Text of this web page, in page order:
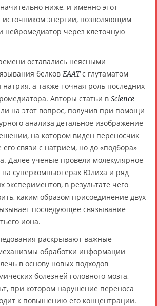
ниже, и именно этот
источником энергии, позволяющим
нейромедиатор через клеточную
оставались неясными
белков EAATс глутаматом
а также точная роль последних
Авторы статьи в Science
на этот вопрос, получив при помощи
анализа детальное изображение
на котором виден переносчик
его связи с натрием, но до «подбора»
Далее ученые провели молекулярное
суперкомпьютерах Юлиха и ряд
экспериментов, в результате чего
каким образом присоединение двух
последующее связывание
иона.
раскрывают важные
обработки информации
в основу новых подходов
болезней головного мозга,
при котором нарушение переноса
к повышению его концентрации.